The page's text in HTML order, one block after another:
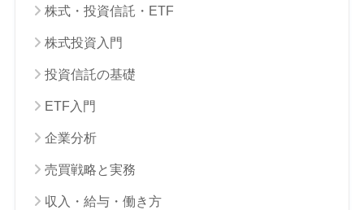
株式・投資信託・ETF
株式投資入門
投資信託の基礎
ETF入門
企業分析
売買戦略と実務
収入・給与・働き方